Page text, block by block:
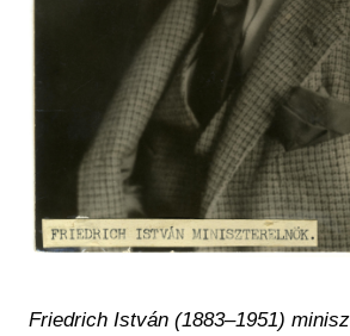
Friedrich István (1883–1951)